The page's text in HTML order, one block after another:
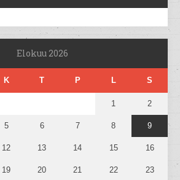
Elokuu 2026
K T P L S
1 2
5 6 7 8 9
12 13 14 15 16
19 20 21 22 23